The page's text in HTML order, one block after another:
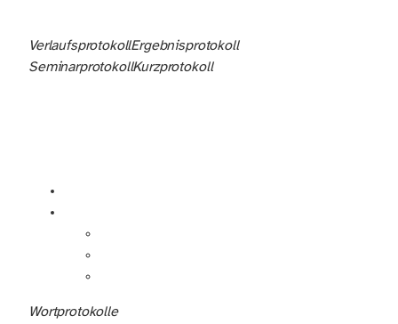
VerlaufsprotokollErgebnisprotokoll
SeminarprotokollKurzprotokoll
Wortprotokolle